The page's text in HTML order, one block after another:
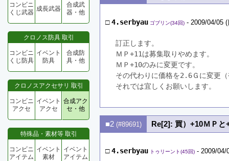
コンビニ
くじ武器 成長武器
合成武
器・他
クロノス防具 取引
コンビニ
くじ防具
イベント
防具
合成防
具・他
クロノスアクセサリ 取引
コンビニ
アクセ
イベント
アクセ
合成アク
セ・他
特殊品・素材等 取引
コンビニ
アイテム
イベント
素材
イベント
アイテム
□4.serbyau ゴブリン(34回) - 2009/04/05
訂正します。
ＭＰ+11は募集取りやめます。
ＭＰ+10のみに変更です。
その代わりに価格を2.6Ｇに変更
それでは宜しくお願いします。
■2 (#89691) Re[2]: 買）+10ＭＰ
□4.serbyau トゥリーント(45回) - 2009/04/